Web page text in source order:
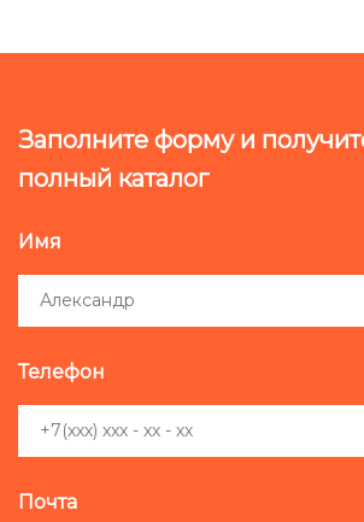
Заполните форму и
полный каталог
Имя
Телефон
Почта